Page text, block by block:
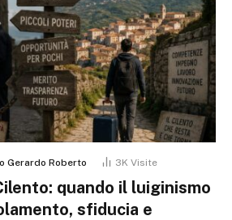
Gerardo Roberto 3K Visite
quando il luiginismo
sfiducia e